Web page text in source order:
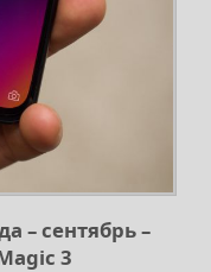
– сентябрь –
3